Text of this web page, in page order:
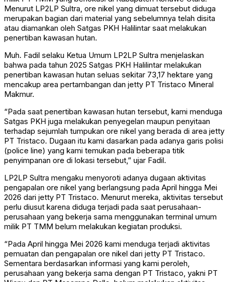
Menurut LP2LP Sultra, ore nikel yang dimuat tersebut diduga
merupakan bagian dari material yang sebelumnya telah disita
atau diamankan oleh Satgas PKH Halilintar saat melakukan
penertiban kawasan hutan.
Muh. Fadil selaku Ketua Umum LP2LP Sultra menjelaskan
bahwa pada tahun 2025 Satgas PKH Halilintar melakukan
penertiban kawasan hutan seluas sekitar 73,17 hektare yang
mencakup area pertambangan dan jetty PT Tristaco Mineral
Makmur.
“Pada saat penertiban kawasan hutan tersebut, kami menduga
Satgas PKH juga melakukan penyegelan maupun penyitaan
terhadap sejumlah tumpukan ore nikel yang berada di area jetty
PT Tristaco. Dugaan itu kami dasarkan pada adanya garis polisi
(police line) yang kami temukan pada beberapa titik
penyimpanan ore di lokasi tersebut,” ujar Fadil.
LP2LP Sultra mengaku menyoroti adanya dugaan aktivitas
pengapalan ore nikel yang berlangsung pada April hingga Mei
2026 dari jetty PT Tristaco. Menurut mereka, aktivitas tersebut
perlu diusut karena diduga terjadi pada saat perusahaan-
perusahaan yang bekerja sama menggunakan terminal umum
milik PT TMM belum melakukan kegiatan produksi.
“Pada April hingga Mei 2026 kami menduga terjadi aktivitas
pemuatan dan pengapalan ore nikel dari jetty PT Tristaco.
Sementara berdasarkan informasi yang kami peroleh,
perusahaan yang bekerja sama dengan PT Tristaco, yakni PT